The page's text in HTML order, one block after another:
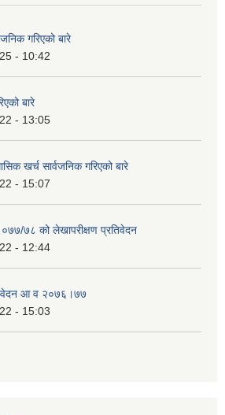
गरिएको बारे
- 10:42
बारे
- 13:05
खर्च सार्वजनिक गरिएको बारे
- 15:07
०७७/७८ को लेखापरीक्षण प्रतिवेदन
- 12:44
आ व २०७६।७७
- 15:03